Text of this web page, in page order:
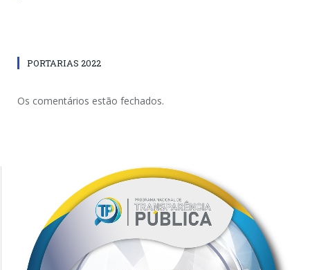
PORTARIAS 2022
Os comentários estão fechados.